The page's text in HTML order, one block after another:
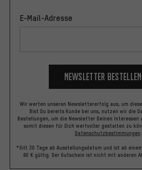
E-Mail-Adresse
Newsletter bestellen
Wir werten unseren Newslettererfolg aus, um
Bist Du bereits Kunde bei uns, nutzen wir die
Bestellungen, um die Newsletter Deinen Interessen
somit diesen für Dich wertvoller gestalten zu
Datenschutzbestimmungen
*Gilt 30 Tage ab Ausstellungsdatum und ist ab
60 € gültig. Der Gutschein ist nicht mit anderen